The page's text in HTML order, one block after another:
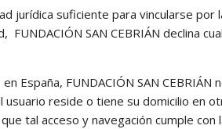
jurídica suficiente para vincularse
FUNDACIÓN SAN CEBRIÁN declina
España, FUNDACIÓN SAN CEBRIÁN
reside o tiene su domicilio en
tal acceso y navegación cumple con